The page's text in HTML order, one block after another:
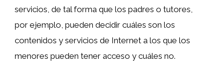
servicios, de tal forma que los padres o tutores,
por ejemplo, pueden decidir cuáles son los
contenidos y servicios de Internet a los que los
menores pueden tener acceso y cuáles no.